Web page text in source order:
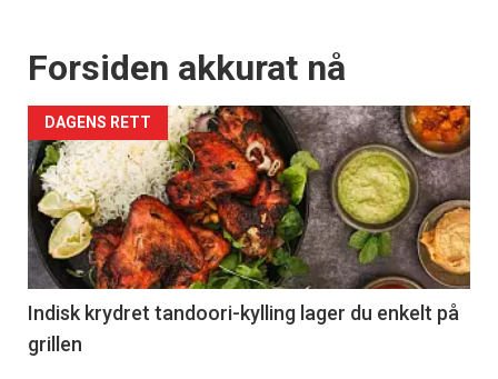
Forsiden akkurat nå
DAGENS RETT
Indisk krydret tandoori-kylling lager du enkelt på
grillen